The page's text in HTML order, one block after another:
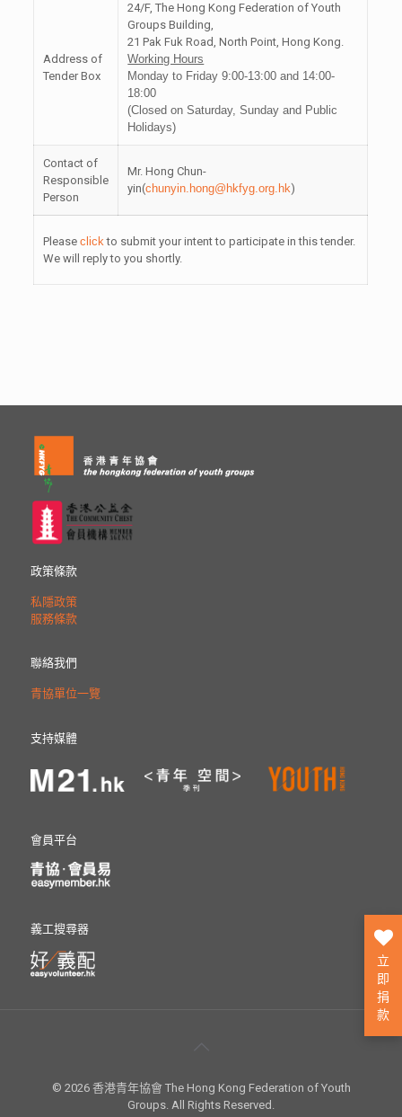
Address of
Tender Box
24/F, The Hong Kong Federation of Youth
Groups Building,
21 Pak Fuk Road, North Point, Hong Kong.
Working Hours
Monday to Friday 9:00-13:00 and 14:00-
18:00
(Closed on Saturday, Sunday and Public
Holidays)
Contact of
Responsible
Person
Mr. Hong Chun-
yin(chunyin.hong@hkfyg.org.hk)
Pleaseclickto submit your intent to participate in this tender.
We will reply to you shortly.
政策條款
私隱政策
服務條款
聯絡我們
青協單位一覽
支持媒體
會員平台
義工搜尋器
© 2026 香港青年協會 The Hong Kong Federation of Youth
Groups. All Rights Reserved.
立
即
捐
款